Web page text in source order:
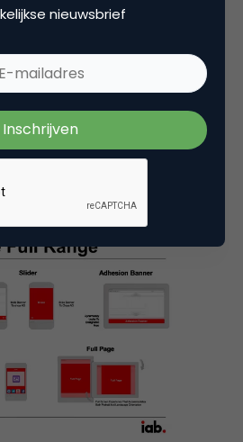
zijn zéér irritant.
ads erg aan de tricky side.
de advertentie
nieuwsbrief